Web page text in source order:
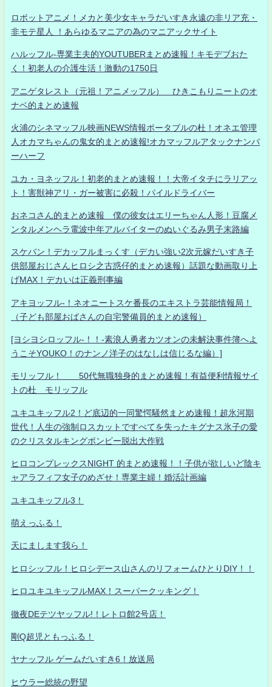
ロボットアニメ！メカと美少女キャラだいすき永遠の非リア充・
非モテ星人 ！あらゆるマニアの為のマニアックサイト
ハルッフル-専業主夫的YOUTUBERまとめ速報！キモデブおた
く！初老人の介護生活！激動の1750日
アニゲタレスト（元祖！アニメッフル） ひきこもりニートのオ
ナベ的まとめ速報
火浦のシネマッフル映画NEWS情報ポータブルの杜！オネエ管理
人オカマちゃんの鬼女的まとめ速報!オカマッフルアタックナンバ
ーハーフ
ユカ・ヨネッフル！初老的まとめ速報！！大帝イタチにラリアッ
ト！害獣神アリ・ガー被害に必殺！パイルドライバー
おネコさん的まとめ速報 僕の彼女はエリーちゃん人形！豆腐メ
ンタルメンヘラ電波中年アルバイターのぬいぐるみ男子末路編
スケバン！デカッフルまっくす（デカい強い2次元嫁だいすき子
供部屋おじさんヒロシ之古惑仔的まとめ速報）話題な動画取り上
げMAX！デカいは正義刑事編
アキヨッフル-！ネオニートスケ番長のエキストラ芸能情報局！
（子ども部屋おばさんの自宅警備員的まとめ速報）
[ヨシヨシロッフル-！！-素浪人勇者カツオンの未解決事件簿へよ
うこそYOUKO！のナンノ洋子のはなしは信じるな編）]
モリッフル！ 50代無職独身的まとめ速報！有益便利情報サイ
トの杜 モリッフル
ユキユキッフル2！ど底辺的一同驚愕騒然まとめ速報！超氷河期
世代！人生の強制ロスカットですべてを失ったキグナス氷子の愛
のクリスタルキングボンビー脱出大作戦
ヒロコンプレックスNIGHT 的まとめ速報！！子供が欲しいど陰キ
ャアラフィフ女子のめざせ！専業主婦！婚活計画編
ユキユキッフル3！
萌えっふる！
天にまします我ら！
ヒロシッフル！ヒロシデース山さんのリフォームひとりDIY！！
ヒロユキユキッフルMAX！スーパークッキング！
徹夜DEテツヤッフル!！レトロ館2号店！
剛Q超児ともっふる！
ヤナッフル ゲームだいすき6！放送局
ヒウラー総統の野望